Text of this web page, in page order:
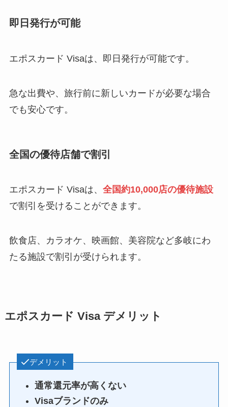
即日発行が可能
エポスカード Visaは、即日発行が可能です。
急な出費や、旅行前に新しいカードが必要な場合
でも安心です。
全国の優待店舗で割引
エポスカード Visaは、 全国約10,000店の優待施設
で割引を受けることができます。
飲食店、カラオケ、映画館、美容院など多岐にわ
たる施設で割引が受けられます。
エポスカード Visa デメリット
デメリット
通常還元率が高くない
Visaブランドのみ